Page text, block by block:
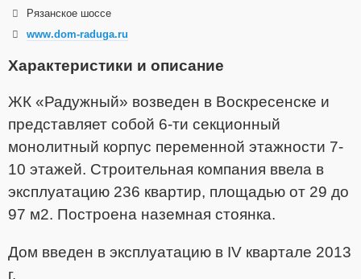
Рязанское шоссе
www.dom-raduga.ru
Характеристики и описание
ЖК «Радужный» возведен в Воскресенске и
представляет собой 6-ти секционный
монолитный корпус переменной этажности 7-
10 этажей. Строительная компания ввела в
эксплуатацию 236 квартир, площадью от 29 до
97 м2. Построена наземная стоянка.
Дом введен в эксплуатацию в IV квартале 2013
г.